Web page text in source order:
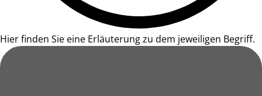
Hier finden Sie eine Erläuterung zu dem jeweiligen Begriff.